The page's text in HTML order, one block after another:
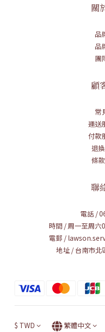
關
品
品
團
顧
常
運送
付款
退
條
聯
電話 /
時間 / 周一至周六
電郵 /
地址 / 台南市北
$ TWD 繁體中文